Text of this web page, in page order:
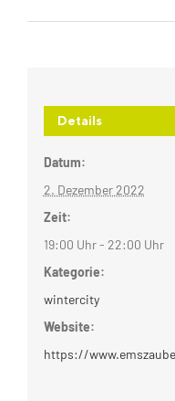
Details
Datum:
2. Dezember 2022
Zeit:
19:00 Uhr - 22:00 Uhr
Kategorie:
wintercity
Website:
https://